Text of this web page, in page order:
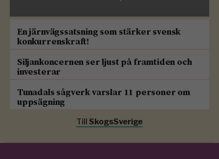
En järnvägssatsning som stärker svensk
konkurrenskraft!
Siljankoncernen ser ljust på framtiden och
investerar
Tunadals sågverk varslar 11 personer om
uppsägning
Till SkogsSverige